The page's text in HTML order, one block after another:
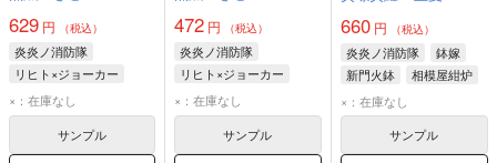
629 円 （税込）
炎炎ノ消防隊
リヒト×ジョーカー
ヴィクトル・リヒト
ジョーカー
×：在庫なし
サンプル
472 円 （税込）
炎炎ノ消防隊
リヒト×ジョーカー
ヴィクトル・リヒト
ジョーカー
×：在庫なし
サンプル
660円 （税込）
炎炎ノ消防隊
鉢嫁
新門火鉢
相模屋紺炉
×：在庫なし
サンプル